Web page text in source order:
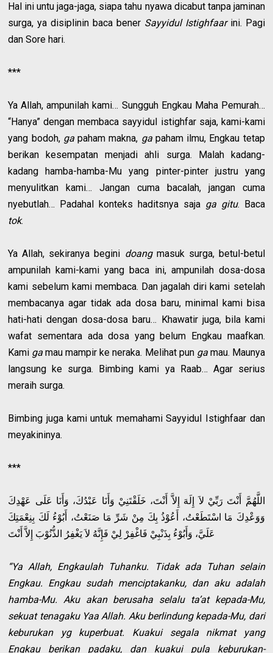
Hal ini untu jaga-jaga, siapa tahu nyawa dicabut tanpa jaminan
surga, ya disiplinin baca bener Sayyidul Istighfaarini. Pagi
dan Sore hari.
***
Ya Allah, ampunilah kami… Sungguh Engkau Maha Pemurah…
“Hanya” dengan membaca sayyidul istighfar saja, kami-kami
yang bodoh, gapaham makna, gapaham ilmu, Engkau tetap
berikan kesempatan menjadi ahli surga. Malah kadang-
kadang hamba-hamba-Mu yang pinter-pinter justru yang
menyulitkan kami… Jangan cuma bacalah, jangan cuma
nyebutlah… Padahal konteks haditsnya saja ga gitu. Baca
tok.
Ya Allah, sekiranya begini doangmasuk surga, betul-betul
ampunilah kami-kami yang baca ini, ampunilah dosa-dosa
kami sebelum kami membaca. Dan jagalah diri kami setelah
membacanya agar tidak ada dosa baru, minimal kami bisa
hati-hati dengan dosa-dosa baru… Khawatir juga, bila kami
wafat sementara ada dosa yang belum Engkau maafkan.
Kami ga mau mampir ke neraka. Melihat pun gamau. Maunya
langsung ke surga. Bimbing kami ya Raab… Agar serius
meraih surga.
Bimbing juga kami untuk memahami Sayyidul Istighfaar dan
meyakininya.
***
اللَّهُمَّ أَنْتَ رَبِّيْ لاَ إِلَهَ إِلاَّ أَنْتَ، خَلَقْتَنِيْ وَأَنَا عَبْدُكَ، وَأَنَا عَلَى عَهْدِكَ
وَوَعْدِكَ مَا اسْتَطَعْتُ، أَعُوْذُ بِكَ مِنْ شَرِّ مَا صَنَعْتُ، أَبُوْءُ لَكَ بِنِعْمَتِكَ
عَلَيَّ، وَأَبُوْءُ بِذَنْبِيْ فَاغْفِرْ لِيْ فَإِنَّهُ لاَ يَغْفِرُ الذُّنُوْبَ إِلاَّ أَنْتَ
“Ya Allah, Engkaulah Tuhanku. Tidak ada Tuhan selain
Engkau. Engkau sudah menciptakanku, dan aku adalah
hamba-Mu. Aku akan berusaha selalu ta’at kepada-Mu,
sekuat tenagaku Yaa Allah. Aku berlindung kepada-Mu, dari
keburukan yg kuperbuat. Kuakui segala nikmat yang
Engkau berikan padaku, dan kuakui pula keburukan-